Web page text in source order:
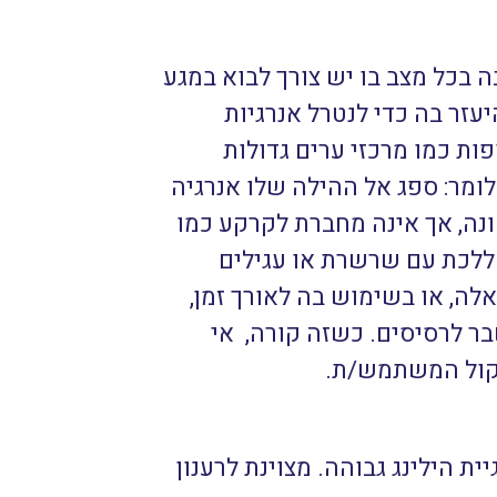
בכל מצב בו יש צורך לבוא במגע
בה כדי לנטרל אנרגיות
כמו מרכזי ערים גדולות
ספג אל ההילה שלו אנרגיה
אך אינה מחברת לקרקע כמו
ללכת עם שרשרת או עגילים
או בשימוש בה לאורך זמן,
לרסיסים. כשזה קורה, אי
המשתמש/ת.
הילינג גבוהה. מצוינת לרענון